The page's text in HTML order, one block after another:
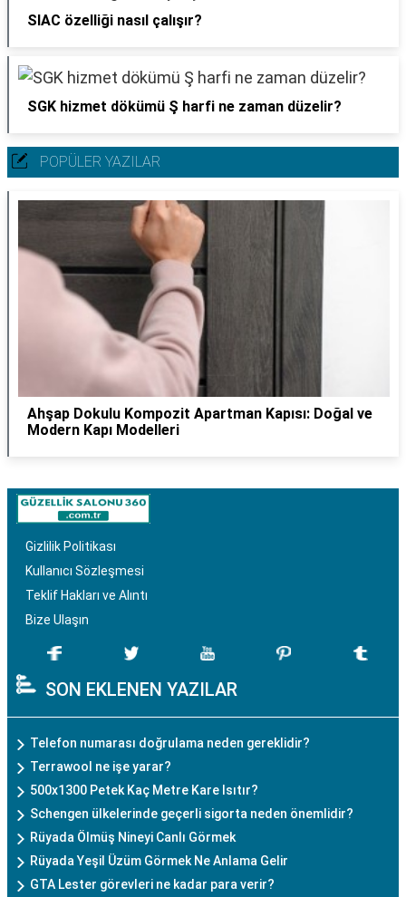
SIAC özelliği nasıl çalışır?
SGK hizmet dökümü Ş harfi ne zaman düzelir?
POPÜLER YAZILAR
Ahşap Dokulu Kompozit Apartman Kapısı: Doğal ve
Modern Kapı Modelleri
Gizlilik Politikası
Kullanıcı Sözleşmesi
Teklif Hakları ve Alıntı
Bize Ulaşın
SON EKLENEN YAZILAR
Telefon numarası doğrulama neden gereklidir?
Terrawool ne işe yarar?
500x1300 Petek Kaç Metre Kare Isıtır?
Schengen ülkelerinde geçerli sigorta neden önemlidir?
Rüyada Ölmüş Nineyi Canlı Görmek
Rüyada Yeşil Üzüm Görmek Ne Anlama Gelir
GTA Lester görevleri ne kadar para verir?